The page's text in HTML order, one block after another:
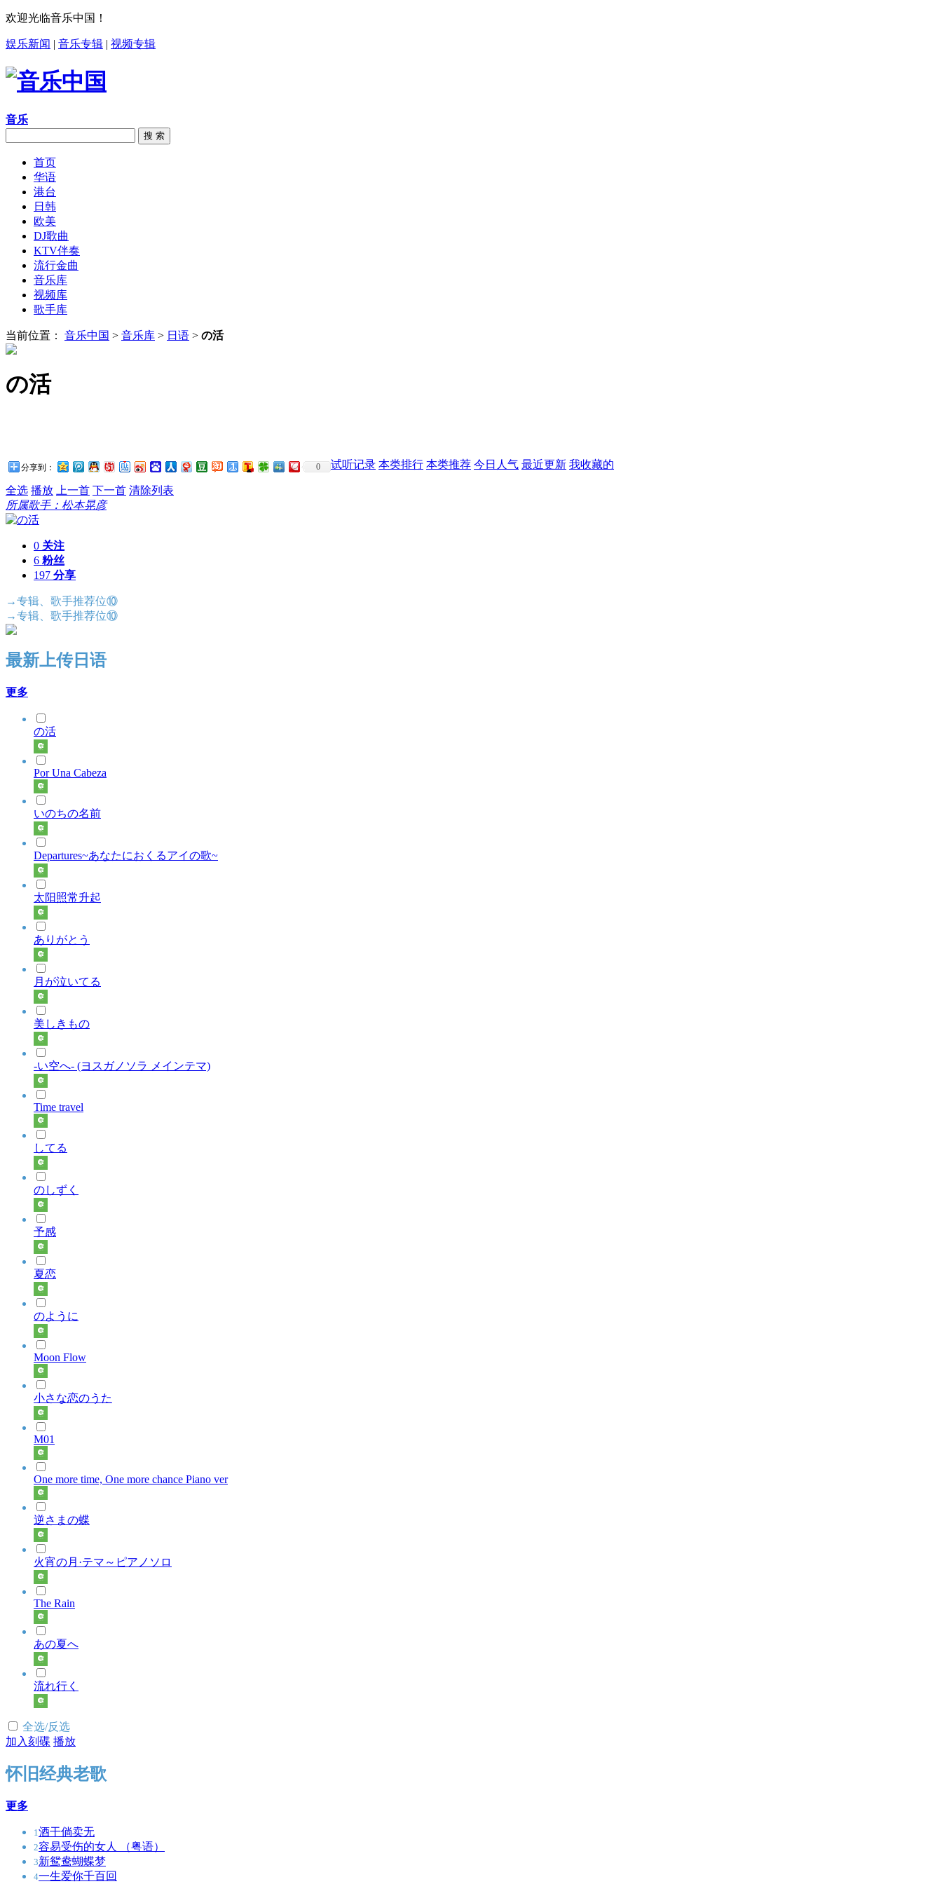
欢迎光临音乐中国！
娱乐新闻 | 音乐专辑 | 视频专辑
音乐
搜 索
首页
华语
港台
日韩
欧美
DJ歌曲
KTV伴奏
流行金曲
音乐库
视频库
歌手库
当前位置： 音乐中国 > 音乐库 > 日语 > の活
の活
分享到： 0 试听记录 本类排行 本类推荐 今日人气 最近更新 我收藏的
全选 播放 上一首 下一首 清除列表
所属歌手：松本晃彦
0 关注
6 粉丝
197 分享
→专辑、歌手推荐位⑩
→专辑、歌手推荐位⑩
最新上传日语
更多
の活
Por Una Cabeza
いのちの名前
Departures~あなたにおくるアイの歌~
太阳照常升起
ありがとう
月が泣いてる
美しきもの
-い空へ- (ヨスガノソラ メインテマ)
Time travel
してる
のしずく
予感
夏恋
のように
Moon Flow
小さな恋のうた
M01
One more time, One more chance Piano ver
逆さまの蝶
火宵の月·テマ～ピアノソロ
The Rain
あの夏へ
流れ行く
全选/反选
加入刻碟 播放
怀旧经典老歌
更多
1酒干倘卖无
2容易受伤的女人 （粤语）
3新鸳鸯蝴蝶梦
4一生爱你千百回